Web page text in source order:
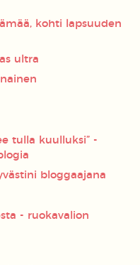
kohti lapsuuden
ultra
tulla kuulluksi” -
bloggaajana
- ruokavalion